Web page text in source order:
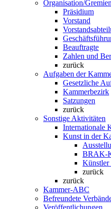
Organisation/Gremien
Präsidium
Vorstand
Beauftragte
Zahlen und
zurück
Aufgaben der
Gesetzliche
Kammerbezirk
Satzungen
zurück
Sonstige Aktivitäten
Internationale
Kunst in der
BRAK-
Künstler
zurück
zurück
Kammer-ABC
Befreundete